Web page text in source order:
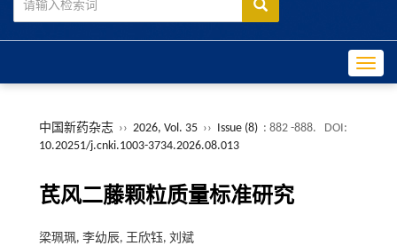
中国新药杂志 ›› 2026, Vol. 35 ›› Issue (8) : 882 -888.
DOI:
10.20251/j.cnki.1003-3734.2026.08.013
芪风二藤颗粒质量标准研究
梁珮珮, 李幼辰, 王欣钰, 刘斌